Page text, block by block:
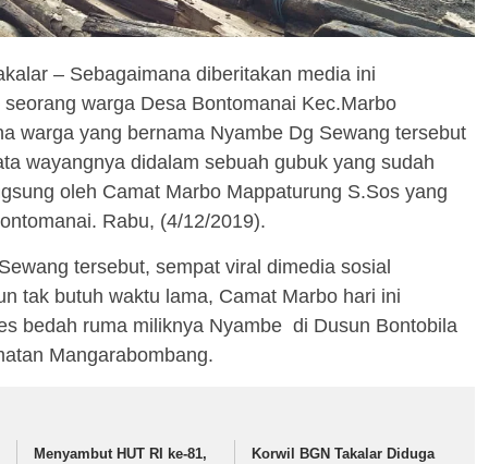
– Sebagaimana diberitakan media ini
warga Desa Bontomanai Kec.Marbo
warga yang bernama Nyambe Dg Sewang tersebut
wayangnya didalam sebuah gubuk yang sudah
oleh Camat Marbo Mappaturung S.Sos yang
Rabu, (4/12/2019).
tersebut, sempat viral dimedia sosial
tak butuh waktu lama, Camat Marbo hari ini
bedah ruma miliknya Nyambe di Dusun Bontobila
Mangarabombang.
Menyambut HUT RI ke-81,
Korwil BGN Takalar Diduga